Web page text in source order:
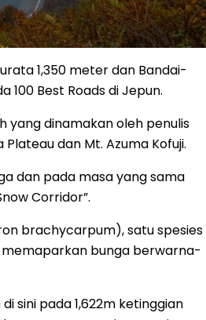
1,350 meter dan Bandai-
100 Best Roads di Jepun.
yang dinamakan oleh penulis
dan Mt. Azuma Kofuji.
dan pada masa yang sama
Corridor”.
brachycarpum), satu spesies
bunga berwarna-
sini pada 1,622m ketinggian